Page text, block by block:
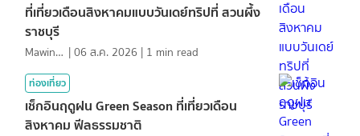
ที่เที่ยวเดือนสิงหาคมแบบวันเดย์ทริปที่ สวนผึ้ง
ราชบุรี
MawinMatravel |06 ส.ค. 2026 | 1 min read
ท่องเที่ยว
เช็กอินฤดูฝน Green Season ที่เที่ยวเดือน
สิงหาคม ฟีลธรรมชาติ